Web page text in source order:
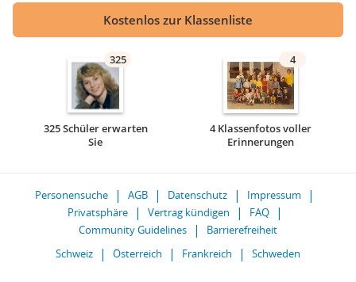
Kostenlos zur Klassenliste
325
325 Schüler erwarten
Sie
4
4 Klassenfotos voller
Erinnerungen
Personensuche AGB Datenschutz
Impressum
Privatsphäre
Vertrag kündigen
FAQ
Community Guidelines
Barrierefreiheit
Schweiz
Österreich Frankreich Schweden